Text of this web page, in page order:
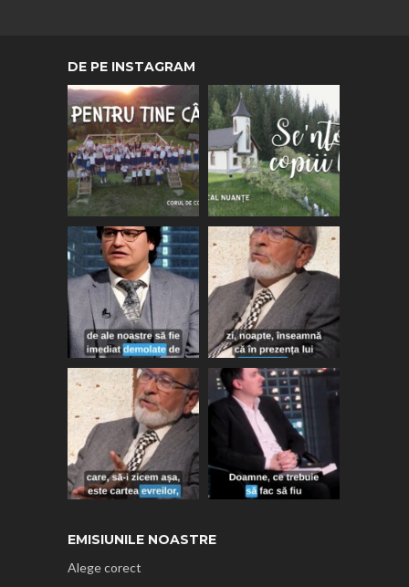
DE PE INSTAGRAM
EMISIUNILE NOASTRE
Alege corect